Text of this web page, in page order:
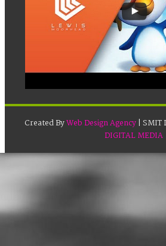
Created ByWeb Design Agency| SMIT
DIGITAL MEDIA